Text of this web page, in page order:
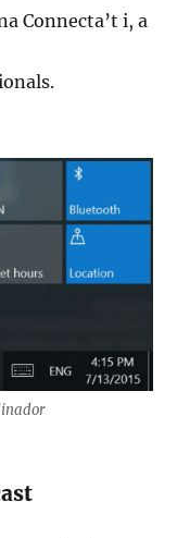
Connecta’t i, a